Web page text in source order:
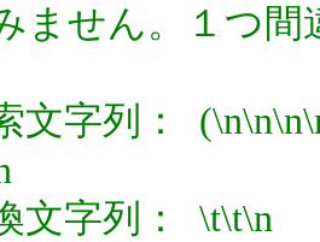
せん。１つ間
字列：
字列： \t\t\n